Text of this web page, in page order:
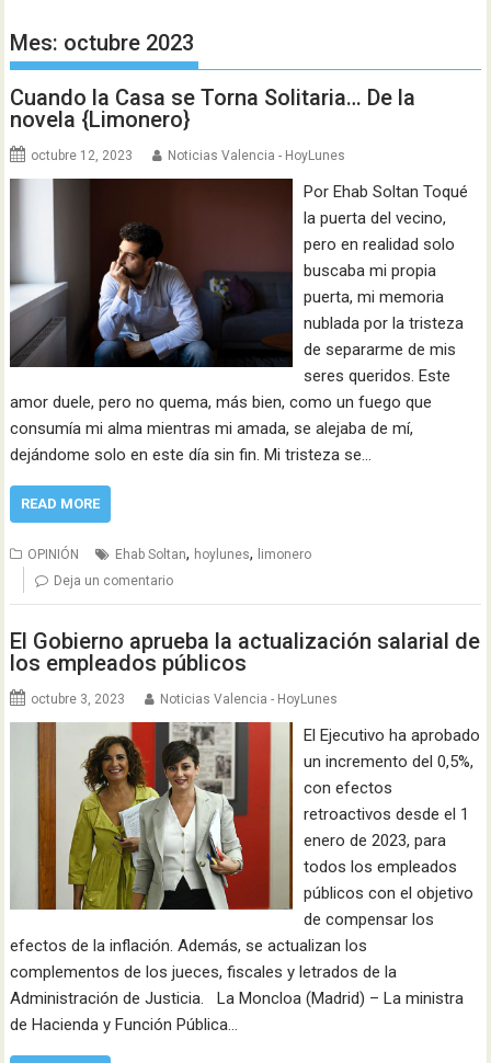
Mes: octubre 2023
Cuando la Casa se Torna Solitaria… De la
novela {Limonero}
octubre 12, 2023 Noticias Valencia - HoyLunes
Por Ehab Soltan Toqué
la puerta del vecino,
pero en realidad solo
buscaba mi propia
puerta, mi memoria
nublada por la tristeza
de separarme de mis
seres queridos. Este
amor duele, pero no quema, más bien, como un fuego que
consumía mi alma mientras mi amada, se alejaba de mí,
dejándome solo en este día sin fin. Mi tristeza se…
READ MORE
OPINIÓN Ehab Soltan, hoylunes,
limonero
Deja un comentario
El Gobierno aprueba la actualización salarial de
los empleados públicos
octubre 3, 2023 Noticias Valencia - HoyLunes
El Ejecutivo ha aprobado
un incremento del 0,5%,
con efectos
retroactivos desde el 1
enero de 2023, para
todos los empleados
públicos con el objetivo
de compensar los
efectos de la inflación. Además, se actualizan los
complementos de los jueces, fiscales y letrados de la
Administración de Justicia. La Moncloa (Madrid) – La ministra
de Hacienda y Función Pública…